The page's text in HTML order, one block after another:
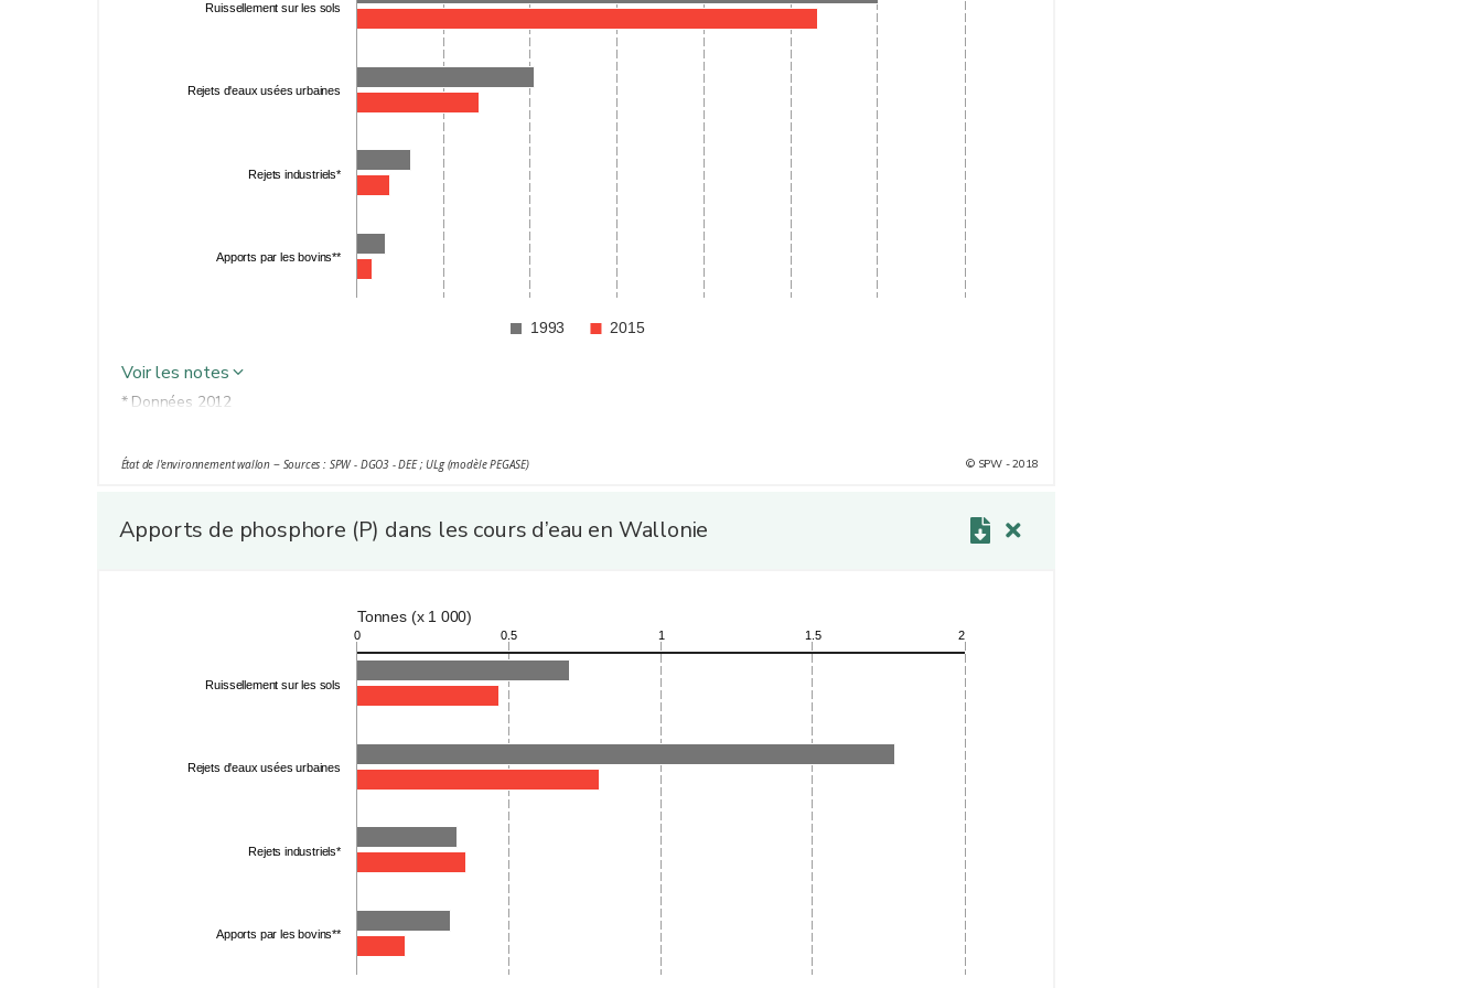
1993 2015
Ruissellement sur les sols
Rejets d'eaux usées urbaines
Rejets industriels*
Apports par les bovins**
Voir les notes
* Données 2012
État de l'environnement wallon − Sources : SPW - DGO3 - DEE ; ULg (modèle PEGASE) © SPW - 2018
Apports de phosphore (P) dans les cours d’eau en Wallonie
Tonnes (x 1 000)
Ruissellement sur les sols
Rejets d'eaux usées urbaines
Rejets industriels*
Apports par les bovins**
0 0.5 1 1.5 2